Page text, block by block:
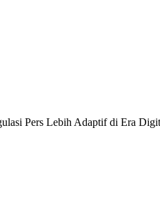
Pers Lebih Adaptif di Era